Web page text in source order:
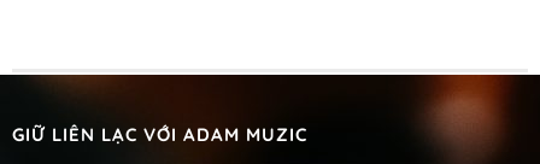
GIỮ LIÊN LẠC VỚI ADAM MUZIC